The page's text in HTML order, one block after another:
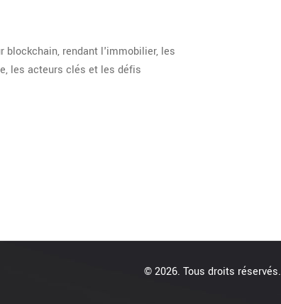
blockchain, rendant l'immobilier, les
les acteurs clés et les défis
© 2026. Tous droits réservés.